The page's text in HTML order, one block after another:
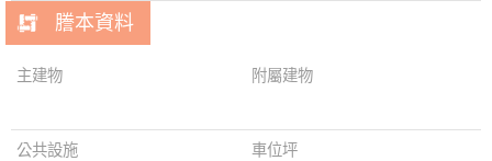
謄本資料
主建物 附屬建物
公共設施 車位坪